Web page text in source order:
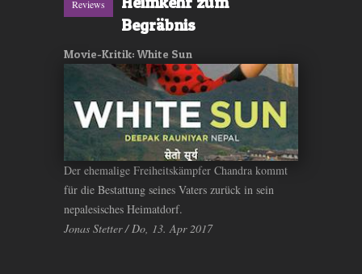
Reviews
Begräbnis
Movie-Kritik: White Sun
Der ehemalige Freiheitskämpfer Chandra kommt
für die Bestattung seines Vaters zurück in sein
nepalesisches Heimatdorf.
Jonas Stetter / Do, 13. Apr 2017